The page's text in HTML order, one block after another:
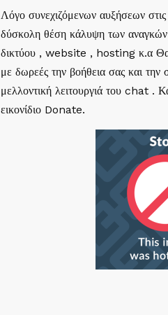
Λόγο συνεχιζόμενων αυξήσεων
δύσκολη θέση κάλυψη των αναγκών
δικτύου , website , hosting κ.α Θα
με δωρεές την βοήθεια σας και την
μελλοντική λειτουργιά του chat .
εικονίδιο Donate.